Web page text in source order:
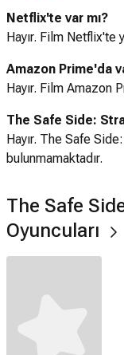
Netflix'te var mı?
Hayır. Film Netflix'te
Amazon Prime'da
Hayır. Film Amazon
The Safe Side:
Hayır. The Safe
bulunmamaktadır.
The Safe
Oyuncuları